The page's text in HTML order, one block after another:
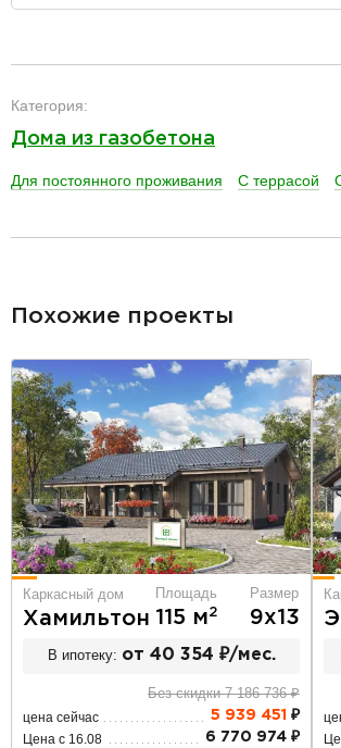
Категория:
Дома из газобетона
Для постоянного проживания С террасой
Похожие проекты
Каркасный дом
Хамильтон
Площадь
115 м2
Размер
9х13
В ипотеку: от 40 354 ₽/мес.
Без скидки 7 186 736 ₽
цена сейчас 5 939 451 ₽
Цена с 16.08 6 770 974 ₽